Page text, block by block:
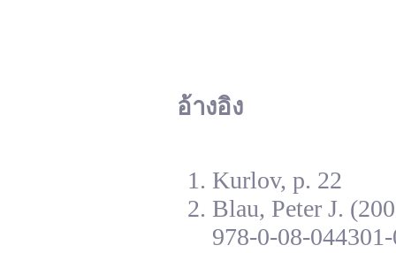
อ้างอิง
Kurlov, p. 22
Blau, Peter J.
978-0-08-